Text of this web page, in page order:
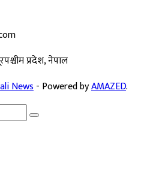
प्रदेश, नेपाल
News- Powered byAMAZED.